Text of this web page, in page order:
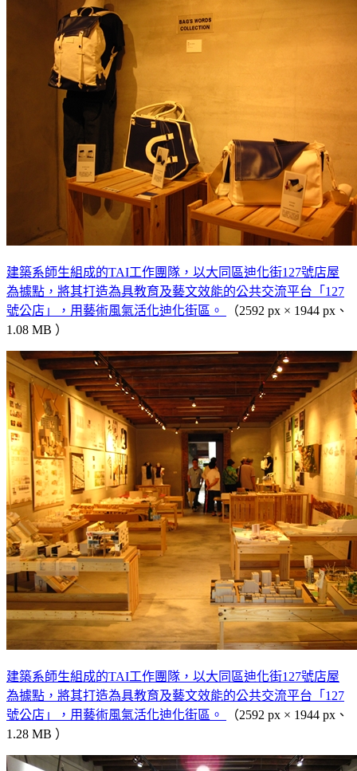
建築系師生組成的TAI工作團隊，以大同區迪化街127號店屋
為據點，將其打造為具教育及藝文效能的公共交流平台「127
號公店」，用藝術風氣活化迪化街區。
（2592 px × 1944 px、
1.08 MB ）
建築系師生組成的TAI工作團隊，以大同區迪化街127號店屋
為據點，將其打造為具教育及藝文效能的公共交流平台「127
號公店」，用藝術風氣活化迪化街區。
（2592 px × 1944 px、
1.28 MB ）